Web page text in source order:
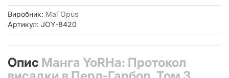
Виробник: Mal`Opus
Артикул: JOY-8420
Опис Манга YoRHa: Протокол